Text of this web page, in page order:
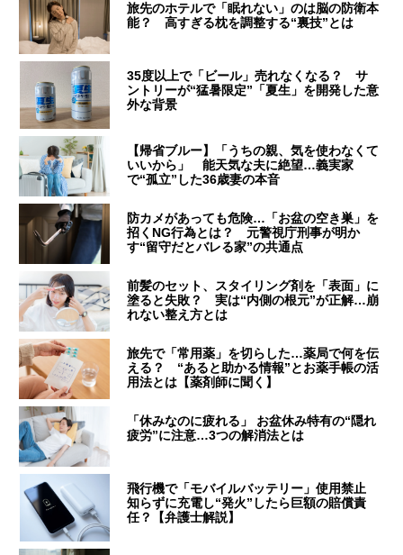
旅先のホテルで「眠れない」のは脳の防衛本
能？ 高すぎる枕を調整する“裏技”とは
35度以上で「ビール」売れなくなる？ サ
ントリーが“猛暑限定”「夏生」を開発した意
外な背景
【帰省ブルー】「うちの親、気を使わなくて
いいから」 能天気な夫に絶望…義実家
で“孤立”した36歳妻の本音
防カメがあっても危険…「お盆の空き巣」を
招くNG行為とは？ 元警視庁刑事が明か
す“留守だとバレる家”の共通点
前髪のセット、スタイリング剤を「表面」に
塗ると失敗？ 実は“内側の根元”が正解…崩
れない整え方とは
旅先で「常用薬」を切らした…薬局で何を伝
える？ “あると助かる情報”とお薬手帳の活
用法とは【薬剤師に聞く】
「休みなのに疲れる」 お盆休み特有の“隠れ
疲労”に注意…3つの解消法とは
飛行機で「モバイルバッテリー」使用禁止
知らずに充電し“発火”したら巨額の賠償責
任？【弁護士解説】